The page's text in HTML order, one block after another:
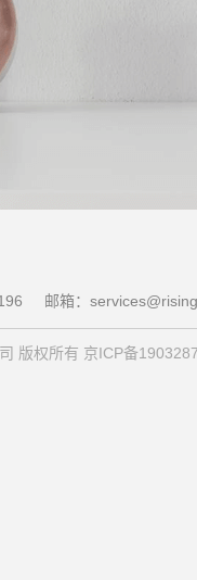
邮箱：
版权所有 京ICP备